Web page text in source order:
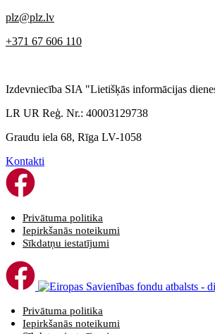
plz@plz.lv
+371 67 606 110
Izdevniecība SIA "Lietišķās informācijas
LR UR Reģ. Nr.: 40003129738
Graudu iela 68, Rīga LV-1058
Kontakti
Privātuma politika
Iepirkšanās noteikumi
Sīkdatņu iestatījumi
Privātuma politika
Iepirkšanās noteikumi